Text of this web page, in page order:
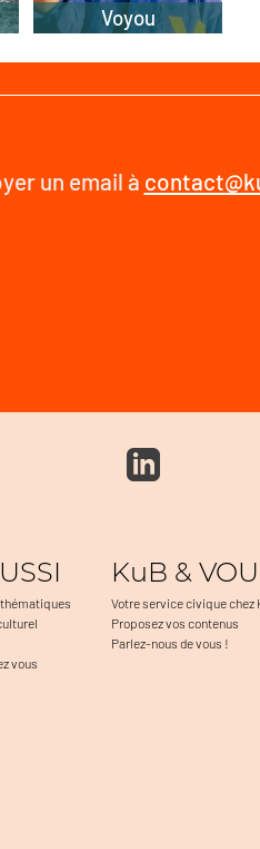
Voyou
un email à
vous
KuB &
Votre service civique chez
Proposez vos contenus
Parlez-nous de vous !